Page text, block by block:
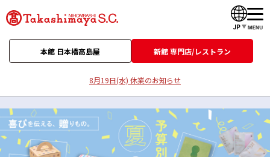
JP
本館 日本橋高島屋 新館 専門店/レストラン
8月19日(水) 休業のお知らせ